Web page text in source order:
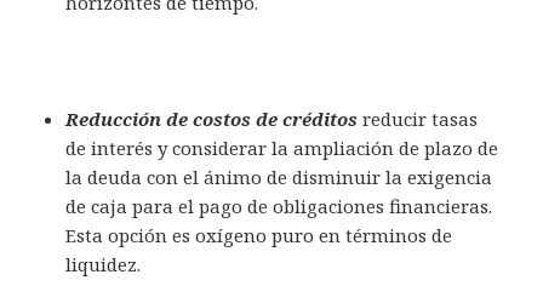
Reducción de costos de créditos reducir tasas
de interés y considerar la ampliación de plazo de
la deuda con el ánimo de disminuir la exigencia
de caja para el pago de obligaciones financieras.
Esta opción es oxígeno puro en términos de
liquidez.